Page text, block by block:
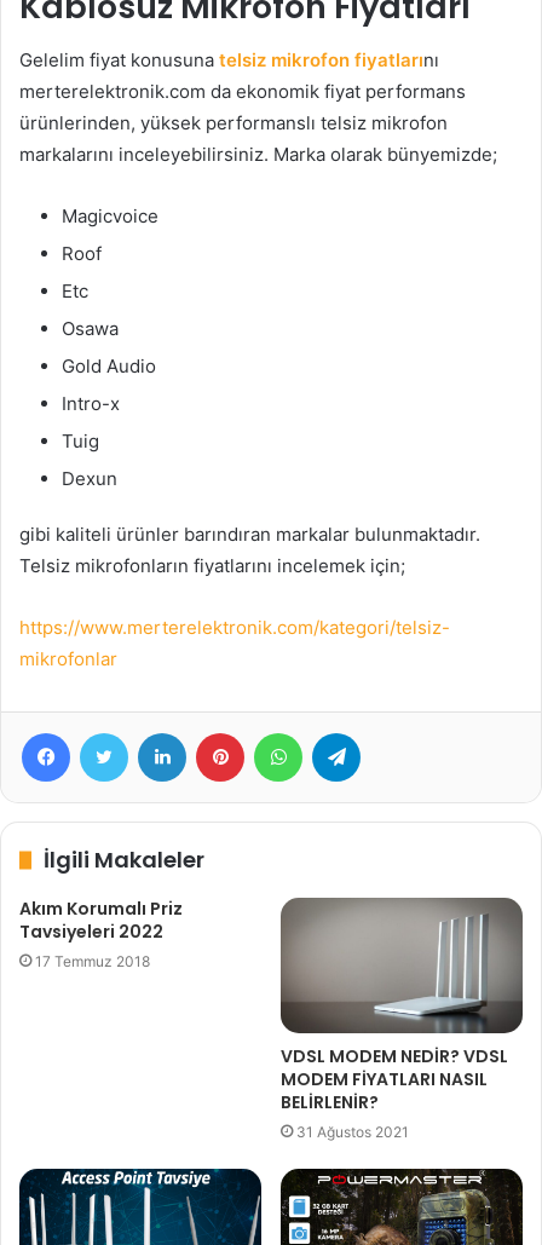
Gelelim fiyat konusuna telsiz mikrofon fiyatlarını
merterelektronik.com da ekonomik fiyat performans
ürünlerinden, yüksek performanslı telsiz mikrofon
markalarını inceleyebilirsiniz. Marka olarak bünyemizde;
Magicvoice
Roof
Etc
Osawa
Gold Audio
Intro-x
Tuig
Dexun
gibi kaliteli ürünler barındıran markalar bulunmaktadır.
Telsiz mikrofonların fiyatlarını incelemek için;
https://www.merterelektronik.com/kategori/telsiz-
mikrofonlar
FacebookTwitter LinkedIn Pinterest WhatsApp
İlgili Makaleler
Akım Korumalı Priz
Tavsiyeleri 2022
17 Temmuz 2018
VDSL MODEM NEDİR? VDSL
MODEM FİYATLARI NASIL
BELİRLENİR?
31 Ağustos 2021